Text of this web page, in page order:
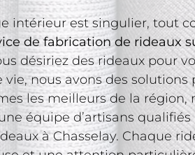
intérieur est singulier, tout
de fabrication de rideaux
désiriez des rideaux pour
nous avons des
les meilleurs de la région,
équipe d’artisans
à Chasselay. Chaque